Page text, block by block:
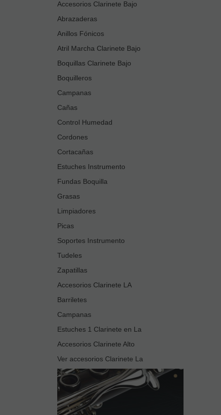
Accesorios Clarinete Bajo
Abrazaderas
Anillos Fónicos
Atril Marcha Clarinete Bajo
Boquillas Clarinete Bajo
Boquilleros
Campanas
Cañas
Control Humedad
Cordones
Cortacañas
Estuches Instrumento
Fundas Boquilla
Grasas
Limpiadores
Picas
Soportes Instrumento
Tudeles
Zapatillas
Accesorios Clarinete LA
Barriletes
Campanas
Estuches 1 Clarinete en La
Accesorios Clarinete Alto
Ver accesorios Clarinete La